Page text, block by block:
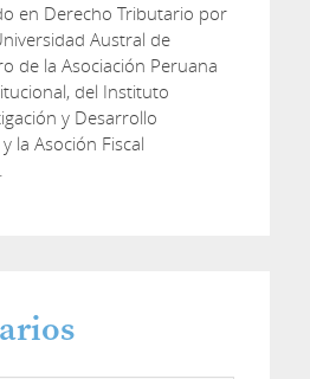
en Derecho Tributario por
Austral de
de la Asociación Peruana
del Instituto
y Desarrollo
la Asoción Fiscal